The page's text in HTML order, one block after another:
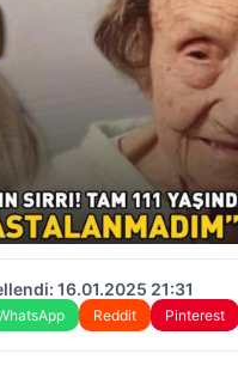
16.01.2025 21:31
Reddit Pinterest